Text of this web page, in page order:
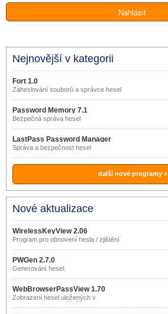
Nejnovější v kategorii
Fort 1.0
Zaheslování souborů a správce hesel
Password Memory 7.1
Bezpečná správa hesel
LastPass Password Manager
4.55.0
Správa a bezpečnost hesel
další nové programy »
Nové aktualizace
WirelessKeyView 2.06
Program pro obnovení hesla / zjištění
PWGen 2.7.0
Generování hesel.
WebBrowserPassView 1.70
Zobrazení hesel uložených v
internetových prohlížečích.